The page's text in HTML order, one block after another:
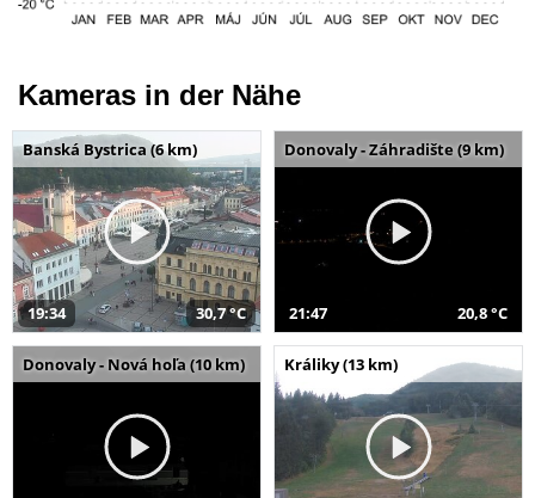
Kameras in der Nähe
Banská Bystrica (6 km)
19:34 30,7 °C
Donovaly - Záhradište (9 km)
21:47 20,8 °C
Donovaly - Nová hoľa (10 km) Králiky (13 km)